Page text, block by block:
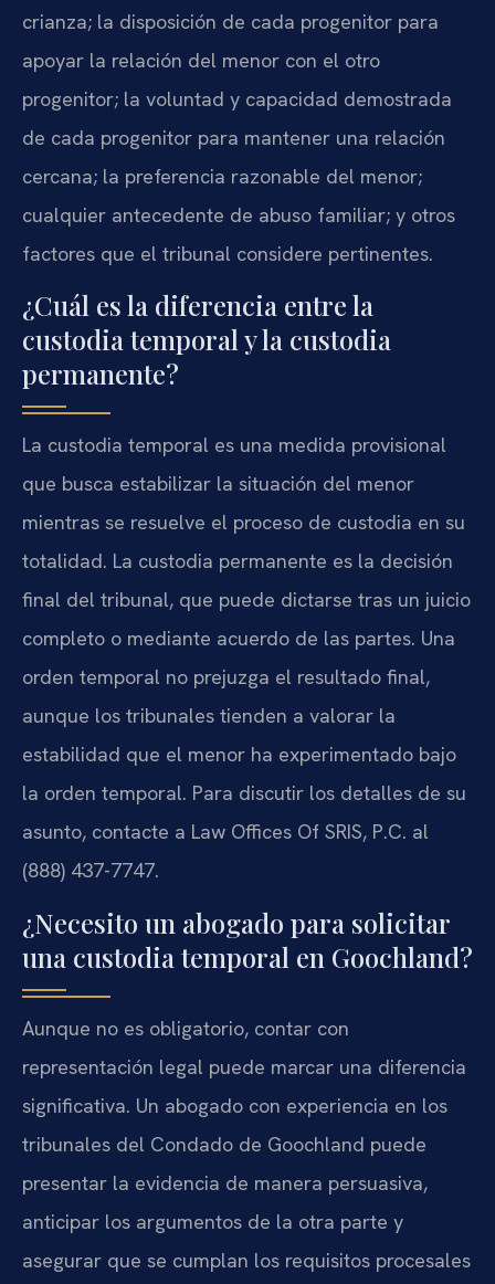
crianza; la disposición de cada progenitor para
apoyar la relación del menor con el otro
progenitor; la voluntad y capacidad demostrada
de cada progenitor para mantener una relación
cercana; la preferencia razonable del menor;
cualquier antecedente de abuso familiar; y otros
factores que el tribunal considere pertinentes.
¿Cuál es la diferencia entre la
custodia temporal y la custodia
permanente?
La custodia temporal es una medida provisional
que busca estabilizar la situación del menor
mientras se resuelve el proceso de custodia en su
totalidad. La custodia permanente es la decisión
final del tribunal, que puede dictarse tras un juicio
completo o mediante acuerdo de las partes. Una
orden temporal no prejuzga el resultado final,
aunque los tribunales tienden a valorar la
estabilidad que el menor ha experimentado bajo
la orden temporal. Para discutir los detalles de su
asunto, contacte a Law Offices Of SRIS, P.C. al
(888) 437-7747.
¿Necesito un abogado para solicitar
una custodia temporal en Goochland?
Aunque no es obligatorio, contar con
representación legal puede marcar una diferencia
significativa. Un abogado con experiencia en los
tribunales del Condado de Goochland puede
presentar la evidencia de manera persuasiva,
anticipar los argumentos de la otra parte y
asegurar que se cumplan los requisitos procesales